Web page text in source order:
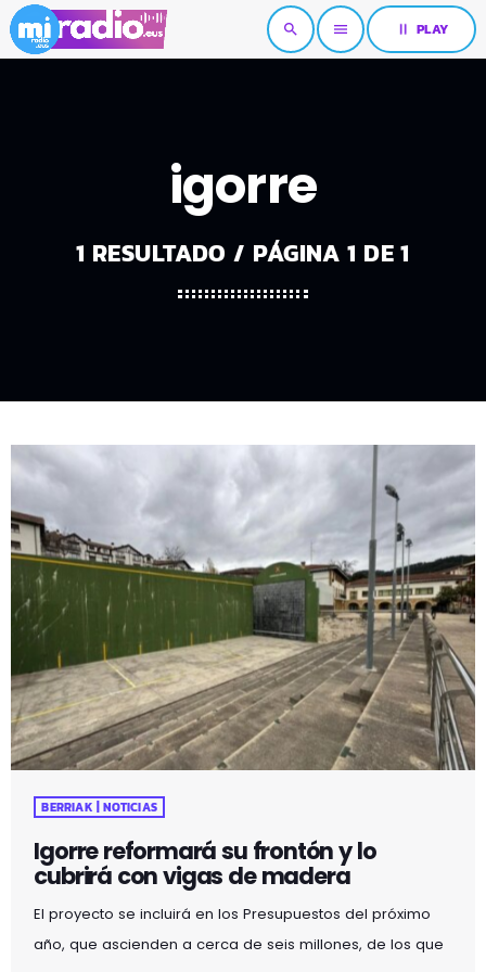
search menu pause PLAY
igorre
1 RESULTADO / PÁGINA 1 DE 1
BERRIAK | NOTICIAS
Igorre reformará su frontón y lo
cubrirá con vigas de madera
El proyecto se incluirá en los Presupuestos del próximo
año, que ascienden a cerca de seis millones, de los que